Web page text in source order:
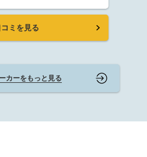
コミを見る
カーをもっと見る